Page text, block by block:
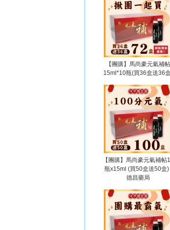
【團購】馬尚豪元氣補帖
15ml*10瓶(買36盒送36
【團購】馬尚豪元氣補帖
瓶x15ml (買50盒送50盒)
德昌藥局